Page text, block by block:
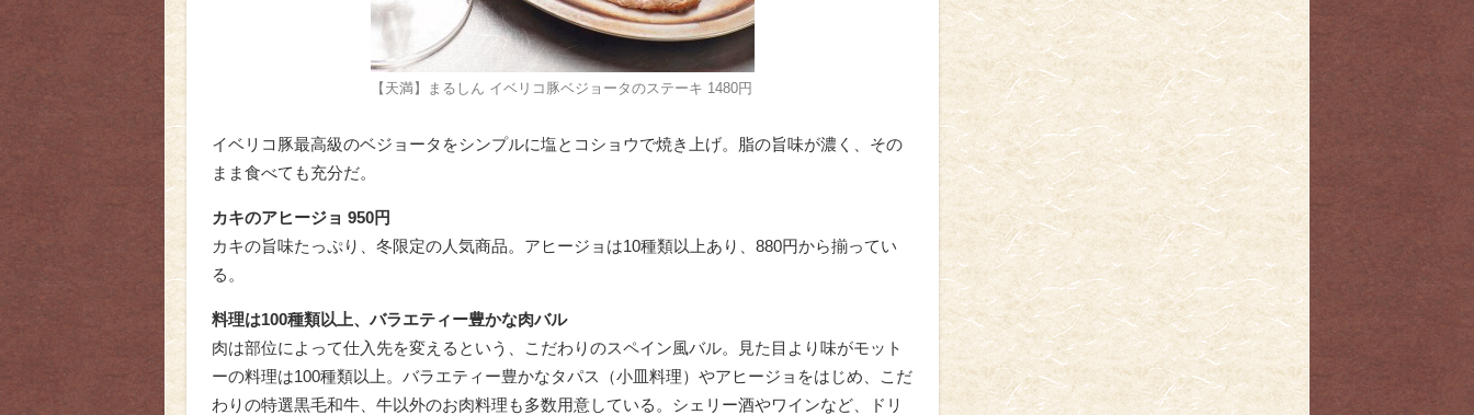
【天満】まるしん イベリコ豚ベジョータのステーキ 1480円
イベリコ豚最高級のベジョータをシンプルに塩とコショウで焼き上げ。脂の旨味が濃く、その
まま食べても充分だ。
カキのアヒージョ 950円
カキの旨味たっぷり、冬限定の人気商品。アヒージョは10種類以上あり、880円から揃ってい
る。
料理は100種類以上、バラエティー豊かな肉バル
肉は部位によって仕入先を変えるという、こだわりのスペイン風バル。見た目より味がモット
ーの料理は100種類以上。バラエティー豊かなタパス（小皿料理）やアヒージョをはじめ、こだ
わりの特選黒毛和牛、牛以外のお肉料理も多数用意している。シェリー酒やワインなど、ドリ